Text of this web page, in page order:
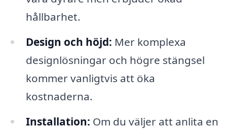
hållbarhet.
Design och höjd: Mer komplexa
designlösningar och högre stängsel
kommer vanligtvis att öka
kostnaderna.
Installation: Om du väljer att anlita en